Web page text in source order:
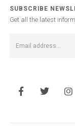
SUBSCRIBE
Get all the latest